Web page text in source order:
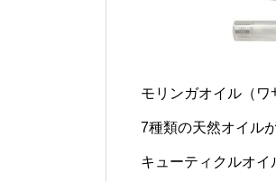
モリンガオイル（
7種類の天然オイル
キューティクルオイ